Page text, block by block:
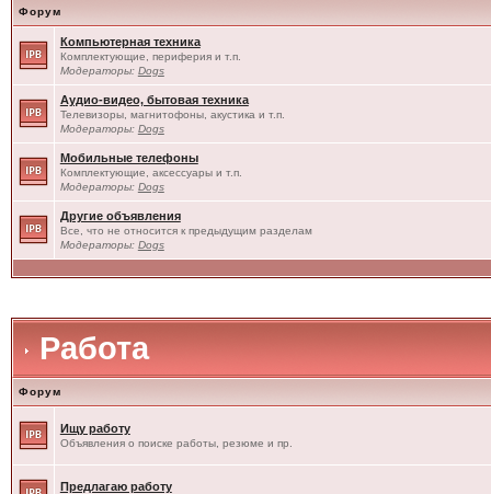
Форум
Компьютерная техника
Комплектующие, периферия и т.п.
Модераторы: Dogs
Аудио-видео, бытовая техника
Телевизоры, магнитофоны, акустика и т.п.
Модераторы: Dogs
Мобильные телефоны
Комплектующие, аксессуары и т.п.
Модераторы: Dogs
Другие объявления
Все, что не относится к предыдущим разделам
Модераторы: Dogs
Работа
Форум
Ищу работу
Объявления о поиске работы, резюме и пр.
Предлагаю работу